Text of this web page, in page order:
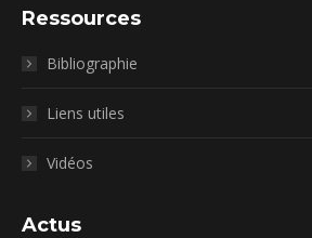
Ressources
Bibliographie
Liens utiles
Vidéos
Actus